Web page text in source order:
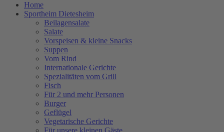
Home
Sportheim Dietesheim
Beilagensalate
Salate
Vorspeisen & kleine Snacks
Suppen
Vom Rind
Internationale Gerichte
Spezialitäten vom Grill
Fisch
Für 2 und mehr Personen
Burger
Geflügel
Vegetarische Gerichte
Für unsere kleinen Gäste